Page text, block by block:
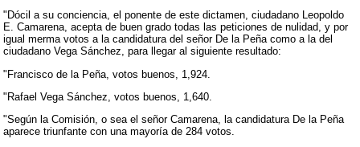
"Dócil a su conciencia, el ponente de este dictamen, ciudadano Leopoldo
E. Camarena, acepta de buen grado todas las peticiones de nulidad, y por
igual merma votos a la candidatura del señor De la Peña como a la del
ciudadano Vega Sánchez, para llegar al siguiente resultado:
"Francisco de la Peña, votos buenos, 1,924.
"Rafael Vega Sánchez, votos buenos, 1,640.
"Según la Comisión, o sea el señor Camarena, la candidatura De la Peña
aparece triunfante con una mayoría de 284 votos.